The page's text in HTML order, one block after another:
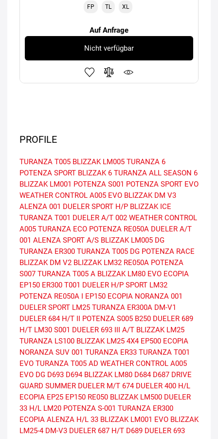
FP TL XL
Auf Anfrage
Nicht verfügbar
PROFILE
TURANZA T005 BLIZZAK LM005 TURANZA 6
POTENZA SPORT BLIZZAK 6 TURANZA ALL SEASON 6
BLIZZAK LM001 POTENZA S001 POTENZA SPORT EVO
WEATHER CONTROL A005 EVO BLIZZAK DM V3
ALENZA 001 DUELER SPORT H/P BLIZZAK ICE
TURANZA T001 DUELER A/T 002 WEATHER CONTROL
A005 TURANZA ECO POTENZA RE050A DUELER A/T
001 ALENZA SPORT A/S BLIZZAK LM005 DG
TURANZA ER300 TURANZA T005 DG POTENZA RACE
BLIZZAK DM V2 BLIZZAK LM32 RE050A POTENZA
S007 TURANZA T005 A BLIZZAK LM80 EVO ECOPIA
EP150 ER300 T001 DUELER H/P SPORT LM32
POTENZA RE050A I
EP150 ECOPIA NORANZA 001
DUELER SPORT LM25 TURANZA ER300A DM-V1
DUELER 684 H/T II
POTENZA S005 B250 DUELER 689
H/T LM30 S001 DUELER 693 III A/T BLIZZAK LM25
TURANZA LS100 BLIZZAK LM25 4X4 EP500 ECOPIA
NORANZA SUV 001 TURANZA ER33 TURANZA T001
EVO TURANZA T005 AD WEATHER CONTROL A005
EVO DG D693 D694 BLIZZAK LM80 D684 D687 DRIVE
GUARD SUMMER DUELER M/T 674 DUELER 400 H/L
ECOPIA EP25 EP150 RE050 BLIZZAK LM500 DUELER
33 H/L LM20 POTENZA S-001 TURANZA ER300
ECOPIA ALENZA H/L 33 BLIZZAK LM001 EVO BLIZZAK
LM25-4 DM-V3 DUELER 687 H/T D689 DUELER 693